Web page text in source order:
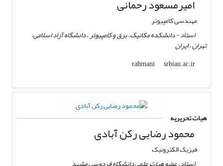
امیرمسعود رحمانی
مهندسی کامپیوتر
استاد - دانشکده مکانیک، برق و کامپیوتر ، دانشگاه آزاد اسلامی،
تهران ، ایران
rahmani
srbiau.ac.ir
هیات تحریریه
محمود رضایی رکن آبادی
فیزیک الکترونیک